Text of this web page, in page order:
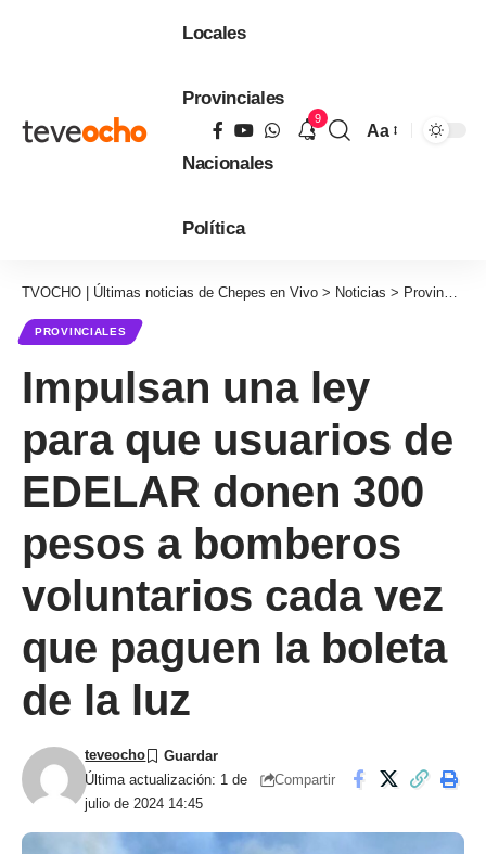
Locales
Provinciales
Nacionales
Política
9
Aa
TVOCHO | Últimas noticias de Chepes en Vivo > Noticias > Provinciales
PROVINCIALES
Impulsan una ley
para que usuarios de
EDELAR donen 300
pesos a bomberos
voluntarios cada vez
que paguen la boleta
de la luz
Última actualización: 1 de
julio de 2024 14:45
teveocho
Compartir